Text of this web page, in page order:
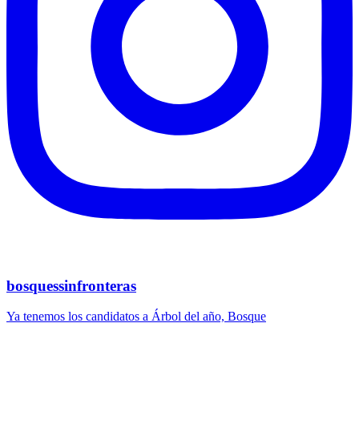
bosquessinfronteras
Ya tenemos los candidatos a Árbol del año, Bosque